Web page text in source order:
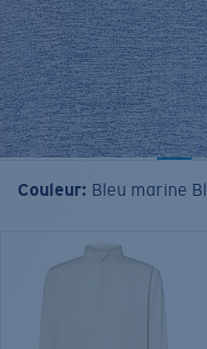
Couleur: Bleu marine